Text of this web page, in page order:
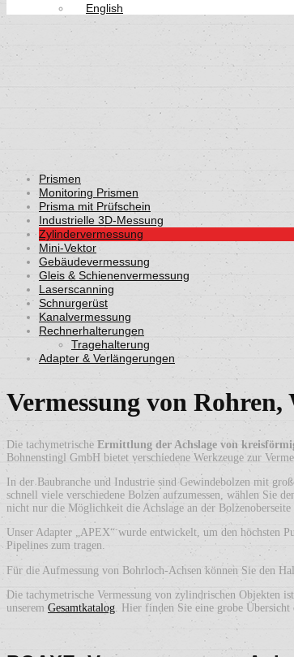
English
Zylinder
Home
Zylindervermessung
Prismen
Monitoring Prismen
Prisma mit Prüfschein
Industrielle 3D-Messung
Zylindervermessung
Mini-Vektor
Gebäudevermessung
Gleis & Schienenvermessung
Laserscanning
Schnurgerüst
Kanalvermessung
Rechnerhalterungen
Tragehalterung
Adapter & Verlängerungen
Vermessung von
Die tachymetrische Ermittlung der Achslage von
Bohnenstingl GmbH bietet verschiedene Werkzeuge zur
In der Baubranche und Industrie sind Gewindebolzen mit
schnell viele verschiedene Bolzen aufzumessen, wählen Sie
nicht nur die Möglichkeit die Achslage an der
Unser Adapter „APEX“ wurde entwickelt, um den höchsten
Pipelines zum tragen.
Für die Aufmessung von Bohrloch-Achsen können Sie den
Die tachymetrische Vermessung von zylindrischen Objekten
unserem Gesamtkatalog. Hier finden Sie eine grobe Übersicht